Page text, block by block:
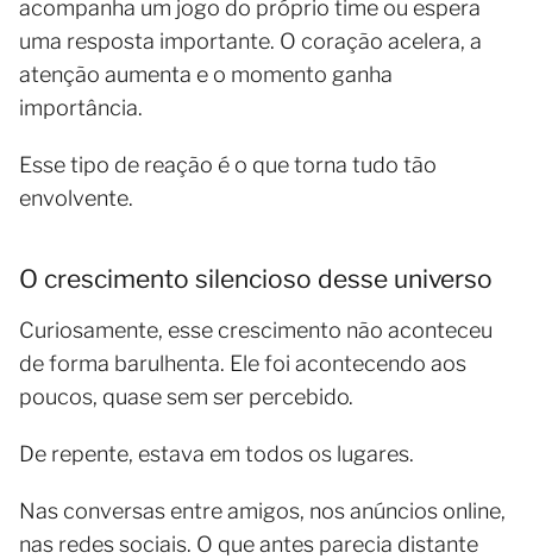
acompanha um jogo do próprio time ou espera
uma resposta importante. O coração acelera, a
atenção aumenta e o momento ganha
importância.
Esse tipo de reação é o que torna tudo tão
envolvente.
O crescimento silencioso desse universo
Curiosamente, esse crescimento não aconteceu
de forma barulhenta. Ele foi acontecendo aos
poucos, quase sem ser percebido.
De repente, estava em todos os lugares.
Nas conversas entre amigos, nos anúncios online,
nas redes sociais. O que antes parecia distante